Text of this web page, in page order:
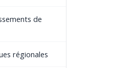
de
régionales